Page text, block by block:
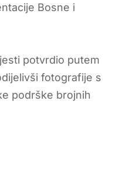
Bosne i
potvrdio putem
fotografije s
podrške brojnih